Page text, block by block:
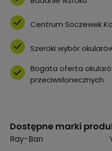
Centrum Soczewek
Szeroki wybór
Bogata oferta
przeciwsłonecznych
Dostępne marki
Ray-Ban